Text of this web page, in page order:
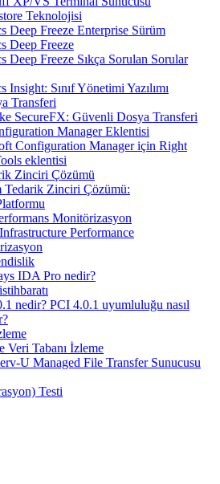
Teknolojisi
Deep Freeze Enterprise Sürüm
Deep Freeze
Deep Freeze Sıkça Sorulan Sorular
Insight: Sınıf Yönetimi Yazılımı
Transferi
SecureFX: Güvenli Dosya Transferi
Manager Eklentisi
Configuration Manager için Right
eklentisi
Zinciri Çözümü
Tedarik Zinciri Çözümü:
Monitörizasyon
Performance
IDA Pro nedir?
nedir? PCI 4.0.1 uyumluluğu nasıl
Veri Tabanı İzleme
U Managed File Transfer Sunucusu
Testi